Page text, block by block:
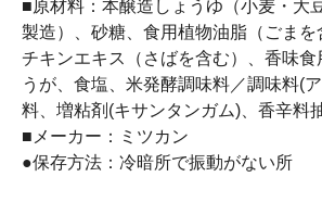
■原材料：本醸造しょうゆ（小麦・大
製造）、砂糖、食用植物油脂（ごまを
チキンエキス（さばを含む）、香味食
うが、食塩、米発酵調味料／調味料(
料、増粘剤(キサンタンガム)、香辛料
■メーカー：ミツカン
●保存方法：冷暗所で振動がない所